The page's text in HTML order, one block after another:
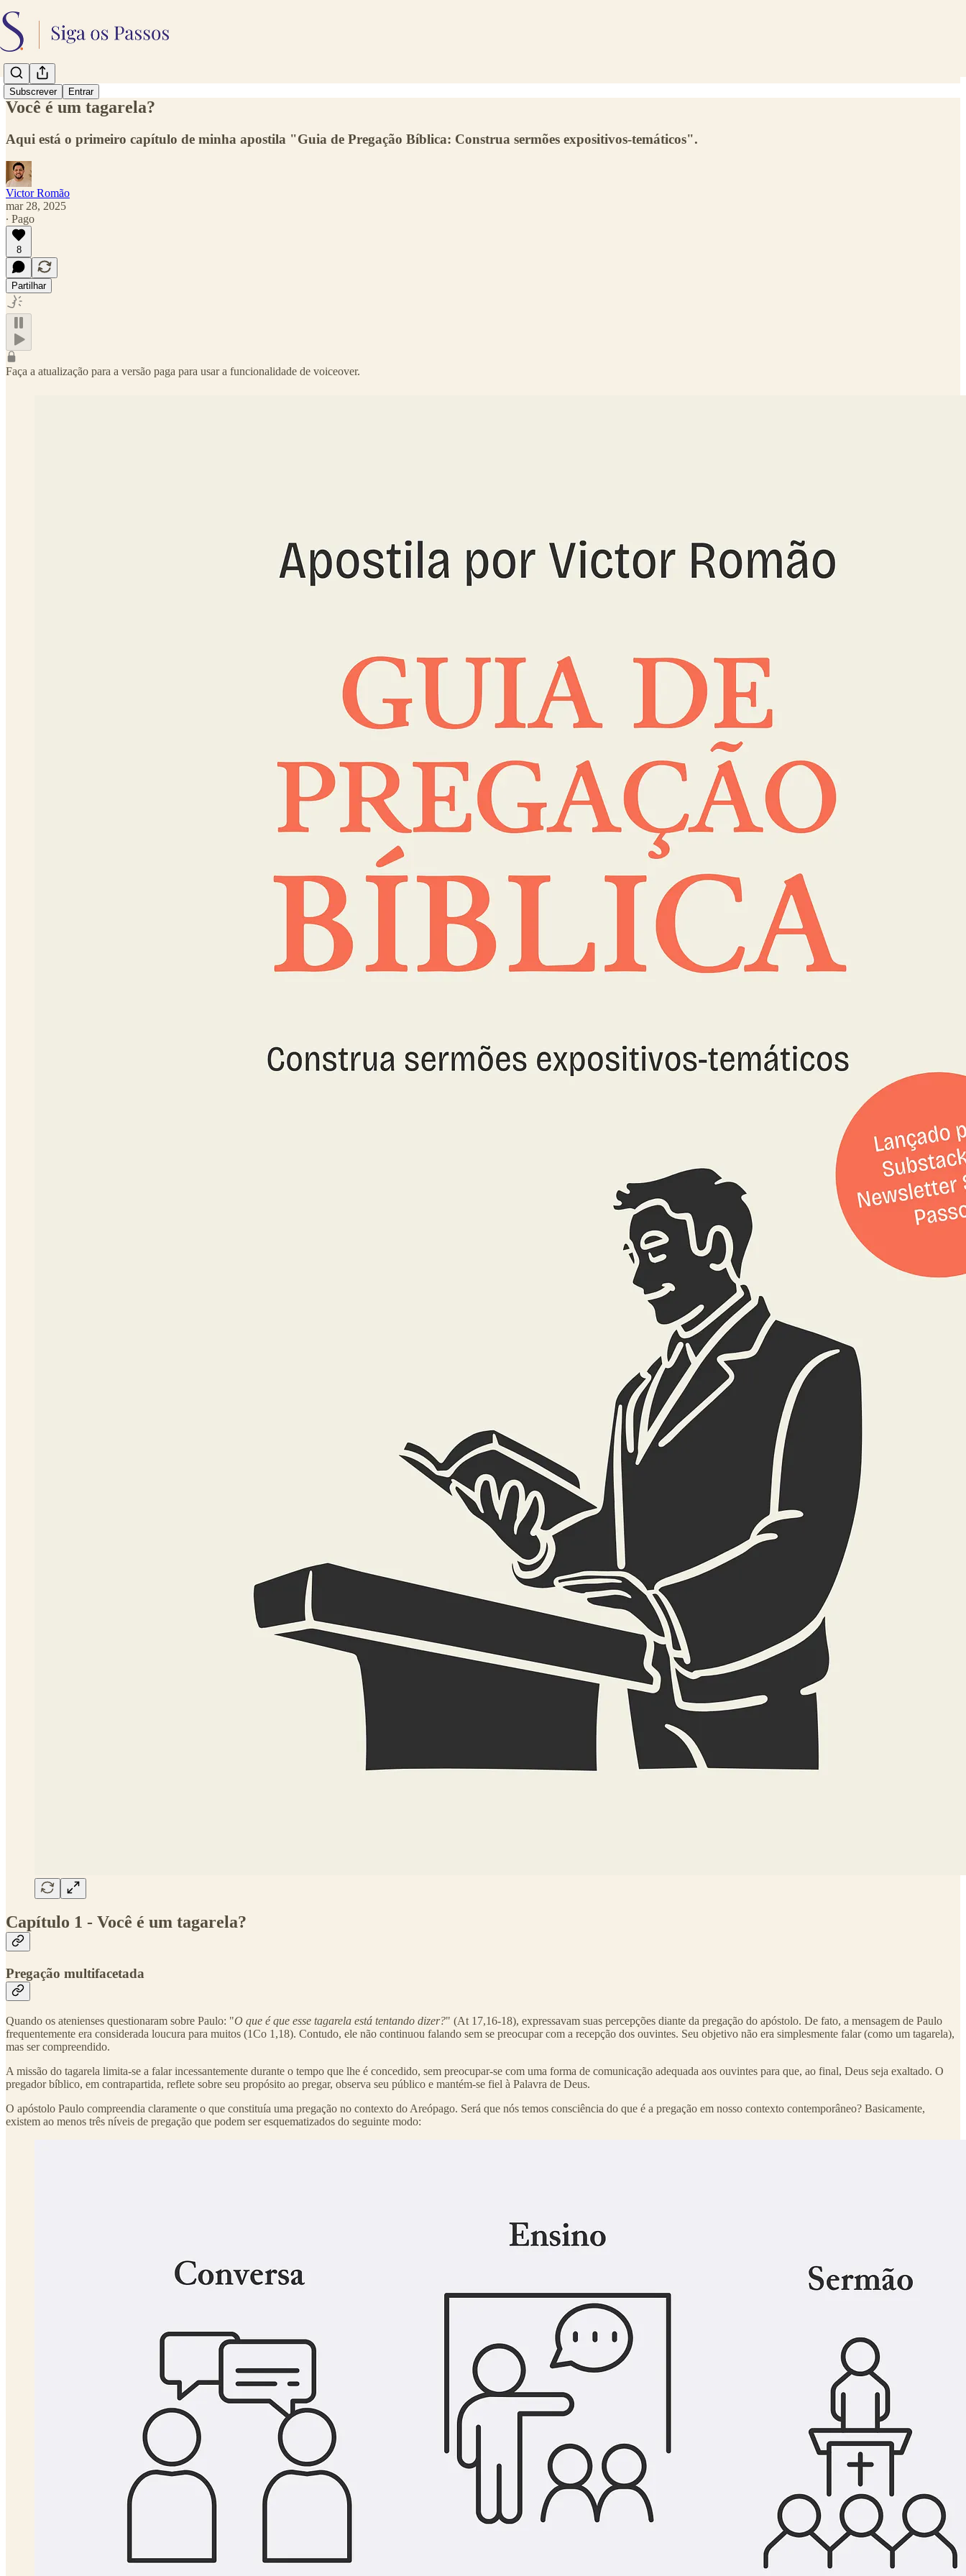
Subscrever Entrar
Você é um tagarela?
Aqui está o primeiro capítulo de minha apostila "Guia de Pregação Bíblica: Construa sermões expositivos-temáticos".
Victor Romão
mar 28, 2025
∙ Pago
8
Partilhar
Faça a atualização para a versão paga para usar a funcionalidade de voiceover.
Capítulo 1 - Você é um tagarela?
Pregação multifacetada
Quando os atenienses questionaram sobre Paulo: "O que é que esse tagarela está tentando dizer?" (At 17,16-18), expressavam suas percepções diante da pregação do apóstolo. De fato, a mensagem de Paulo
frequentemente era considerada loucura para muitos (1Co 1,18). Contudo, ele não continuou falando sem se preocupar com a recepção dos ouvintes. Seu objetivo não era simplesmente falar (como um tagarela),
mas ser compreendido.
A missão do tagarela limita-se a falar incessantemente durante o tempo que lhe é concedido, sem preocupar-se com uma forma de comunicação adequada aos ouvintes para que, ao final, Deus seja exaltado. O
pregador bíblico, em contrapartida, reflete sobre seu propósito ao pregar, observa seu público e mantém-se fiel à Palavra de Deus.
O apóstolo Paulo compreendia claramente o que constituía uma pregação no contexto do Areópago. Será que nós temos consciência do que é a pregação em nosso contexto contemporâneo? Basicamente,
existem ao menos três níveis de pregação que podem ser esquematizados do seguinte modo: